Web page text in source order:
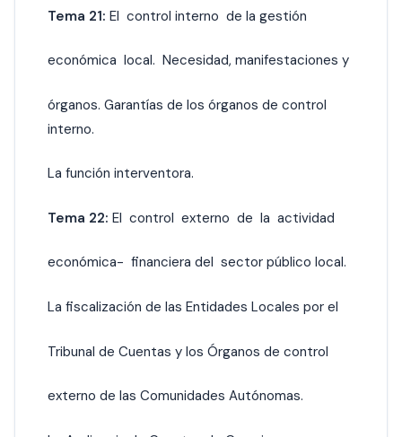
Tema 21: El control interno de la gestión
económica local. Necesidad, manifestaciones y
órganos. Garantías de los órganos de control
interno.
La función interventora.
Tema 22: El control externo de la actividad
económica- financiera del sector público local.
La fiscalización de las Entidades Locales por el
Tribunal de Cuentas y los Órganos de control
externo de las Comunidades Autónomas.